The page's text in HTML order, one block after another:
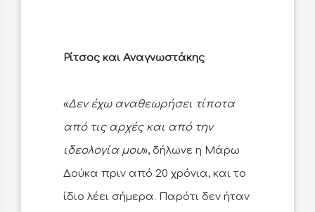
Ρίτσος και Αναγνωστάκης
«Δεν έχω αναθεωρήσει τίποτα
από τις αρχές και από την
ιδεολογία μου», δήλωνε η Μάρω
Δούκα πριν από 20 χρόνια, και το
ίδιο λέει σήμερα. Παρότι δεν ήταν